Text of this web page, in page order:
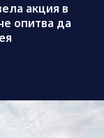
акция в
опитва да